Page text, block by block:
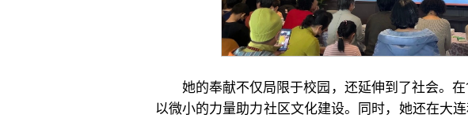
她的奉献不仅局限于校园，还延伸到了社会。
以微小的力量助力社区文化建设。同时，她还在大